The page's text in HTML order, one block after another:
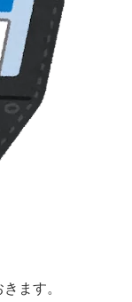
ます。